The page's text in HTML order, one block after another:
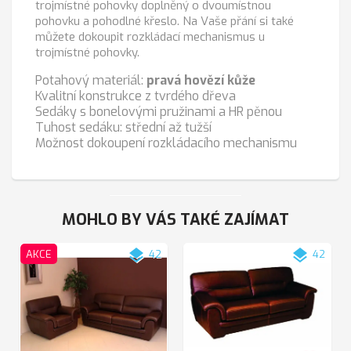
trojmístné pohovky doplněný o dvoumístnou
pohovku a pohodlné křeslo. Na Vaše přání si také
můžete dokoupit rozkládací mechanismus u
trojmístné pohovky.
Potahový materiál: pravá hovězí kůže
Kvalitní konstrukce z tvrdého dřeva
Sedáky s bonelovými pružinami a HR pěnou
Tuhost sedáku: střední až tužší
Možnost dokoupení rozkládacího mechanismu
MOHLO BY VÁS TAKÉ ZAJÍMAT
AKCE layers42 layers 42